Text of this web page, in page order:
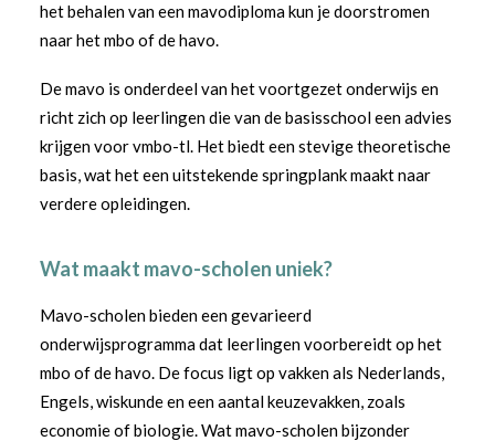
het behalen van een mavodiploma kun je doorstromen
naar het mbo of de havo.
De mavo is onderdeel van het voortgezet onderwijs en
richt zich op leerlingen die van de basisschool een advies
krijgen voor vmbo-tl. Het biedt een stevige theoretische
basis, wat het een uitstekende springplank maakt naar
verdere opleidingen.
Wat maakt mavo-scholen uniek?
Mavo-scholen bieden een gevarieerd
onderwijsprogramma dat leerlingen voorbereidt op het
mbo of de havo. De focus ligt op vakken als Nederlands,
Engels, wiskunde en een aantal keuzevakken, zoals
economie of biologie. Wat mavo-scholen bijzonder